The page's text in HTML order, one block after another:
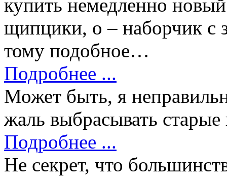
купить немедленно
щипцики, о – наборчик с
тому подобное…
Подробнее ...
Может быть, я
жаль выбрасывать
Подробнее ...
Не секрет, что